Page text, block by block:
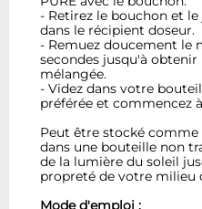
- Retirez le bouchon et
dans le récipient doseur.
- Remuez doucement le
secondes jusqu'à
mélangée.
- Videz dans votre
préférée et commencez
Peut être stocké
dans une bouteille non
de la lumière du soleil
propreté de votre milieu
Mode d'emploi :